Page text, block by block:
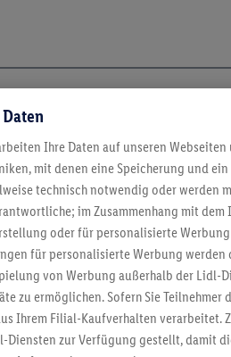
5.95 € Versand
Jetzt zum Newsletter
Gutschein sichern!
Ihre Daten auf unseren Webseiten
mit denen eine Speicherung und
technisch notwendig oder werden
im Zusammenhang mit dem
oder für personalisierte
für personalisierte Werbung werden
von Werbung außerhalb der Lidl-
zu ermöglichen. Sofern Sie Teilnehmer
Ihrem Filial-Kaufverhalten verarbeitet.
zur Verfügung gestellt, damit